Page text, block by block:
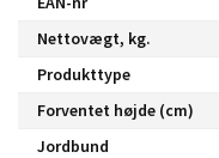
Nettovægt, kg.
Produkttype
Forventet højde (cm)
Jordbund